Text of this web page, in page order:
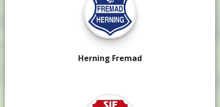
Herning Fremad